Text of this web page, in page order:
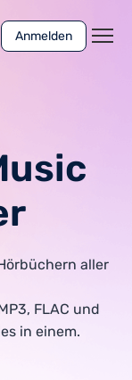
Anmelden
aller
FLAC und
in einem.